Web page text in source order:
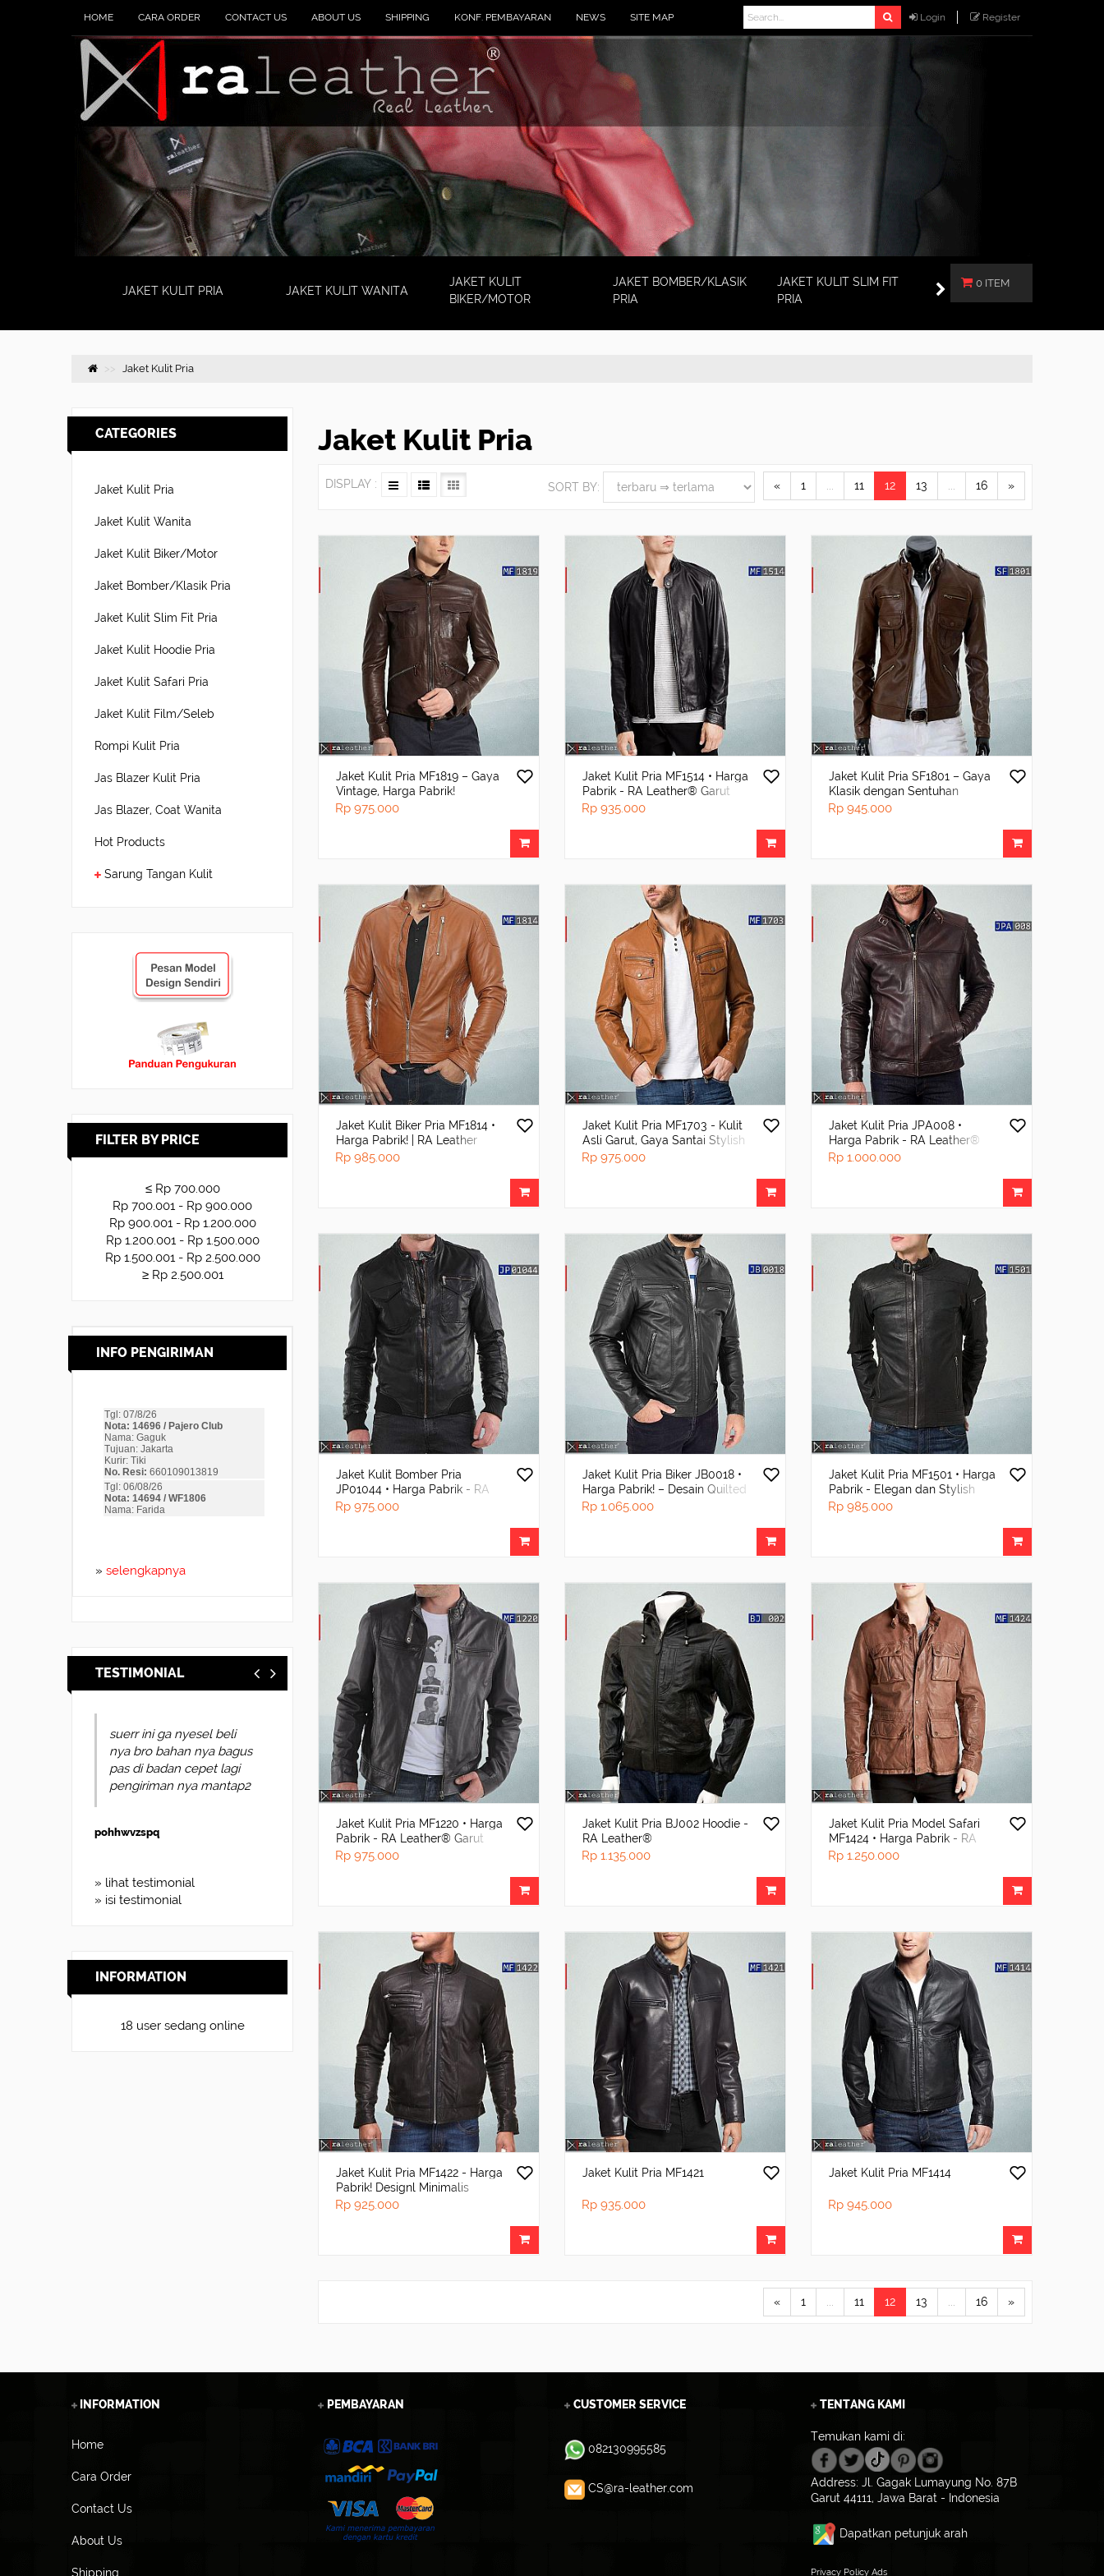
Login Register
HOME CARA ORDER CONTACT US ABOUT US SHIPPING KONF. PEMBAYARAN NEWS SITE MAP
0 ITEM
JAKET KULIT PRIA JAKET KULIT WANITA
JAKET KULIT
BIKER/MOTOR
JAKET BOMBER/KLASIK
PRIA
JAKET KULIT SLIM FIT
PRIA
Jaket Kulit Pria
CATEGORIES
Jaket Kulit Pria
Jaket Kulit Wanita
Jaket Kulit Biker/Motor
Jaket Bomber/Klasik Pria
Jaket Kulit Slim Fit Pria
Jaket Kulit Hoodie Pria
Jaket Kulit Safari Pria
Jaket Kulit Film/Seleb
Rompi Kulit Pria
Jas Blazer Kulit Pria
Jas Blazer, Coat Wanita
Hot Products
Sarung Tangan Kulit
FILTER BY PRICE
≤ Rp 700.000
Rp 700.001 - Rp 900.000
Rp 900.001 - Rp 1.200.000
Rp 1.200.001 - Rp 1.500.000
Rp 1.500.001 - Rp 2.500.000
≥ Rp 2.500.001
INFO PENGIRIMAN
» selengkapnya
TESTIMONIAL
suerr ini ga nyesel beli
nya bro bahan nya bagus
pas di badan cepet lagi
pengiriman nya mantap2
pohhwvzspq
» lihat testimonial
» isi testimonial
INFORMATION
18 user sedang online
Jaket Kulit Pria
DISPLAY : « 1 11 12 13 16 »
SORT BY:
Jaket Kulit Pria MF1819 – Gaya
Vintage, Harga Pabrik!
Rp 975.000
Jaket Kulit Pria MF1514 • Harga
Pabrik - RA Leather® Garut
Rp 935.000
Jaket Kulit Pria SF1801 – Gaya
Klasik dengan Sentuhan
Modern
Rp 945.000
Jaket Kulit Biker Pria MF1814 •
Harga Pabrik! | RA Leather
Original
Rp 985.000
Jaket Kulit Pria MF1703 - Kulit
Asli Garut, Gaya Santai Stylish
Rp 975.000
Jaket Kulit Pria JPA008 •
Harga Pabrik - RA Leather®
Garut
Rp 1.000.000
Jaket Kulit Bomber Pria
JP01044 • Harga Pabrik - RA
Leather® Garut
Rp 975.000
Jaket Kulit Pria Biker JB0018 •
Harga Pabrik! – Desain Quilted
Stylish
Rp 1.065.000
Jaket Kulit Pria MF1501 • Harga
Pabrik - Elegan dan Stylish
Rp 985.000
Jaket Kulit Pria MF1220 • Harga
Pabrik - RA Leather® Garut
Rp 975.000
Jaket Kulit Pria BJ002 Hoodie -
RA Leather®
Rp 1.135.000
Jaket Kulit Pria Model Safari
MF1424 • Harga Pabrik - RA
Leather® Garut
Rp 1.250.000
Jaket Kulit Pria MF1422 - Harga
Pabrik! Designl Minimalis
Rp 925.000
Jaket Kulit Pria MF1421
Rp 935.000
Jaket Kulit Pria MF1414
Rp 945.000
« 1 11 12 13 16 »
INFORMATION
Home
Cara Order
Contact Us
About Us
Shipping
PEMBAYARAN CUSTOMER SERVICE
082130995585
CS@ra-leather.com
TENTANG KAMI
Temukan kami di:
Address: Jl. Gagak Lumayung No. 87B
Garut 44111, Jawa Barat - Indonesia
Dapatkan petunjuk arah
Privacy Policy Ads